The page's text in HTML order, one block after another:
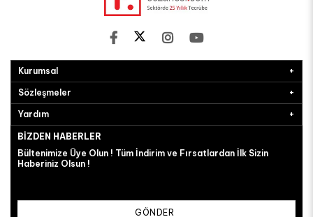
Kurumsal
Sözleşmeler
Yardım
BIZDEN HABERLER
Bültenimize Üye Olun ! Tüm İndirim ve Fırsatlardan İlk Sizin
Haberiniz Olsun !
GÖNDER